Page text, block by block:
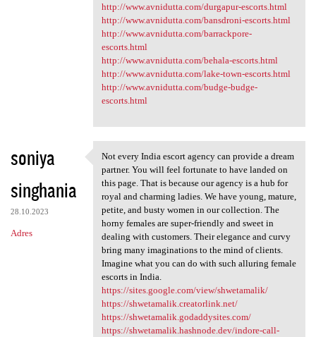
http://www.avnidutta.com/durgapur-escorts.html
http://www.avnidutta.com/bansdroni-escorts.html
http://www.avnidutta.com/barrackpore-
escorts.html
http://www.avnidutta.com/behala-escorts.html
http://www.avnidutta.com/lake-town-escorts.html
http://www.avnidutta.com/budge-budge-
escorts.html
soniya
singhania
28.10.2023
Adres
Not every India escort agency
Not every India escort agency can provide a dream
partner. You will feel fortunate to have landed on
this page. That is because our agency is a hub for
royal and charming ladies. We have young, mature,
petite, and busty women in our collection. The
horny females are super-friendly and sweet in
dealing with customers. Their elegance and curvy
bring many imaginations to the mind of clients.
Imagine what you can do with such alluring female
escorts in India.
https://sites.google.com/view/shwetamalik/
https://shwetamalik.creatorlink.net/
https://shwetamalik.godaddysites.com/
https://shwetamalik.hashnode.dev/indore-call-